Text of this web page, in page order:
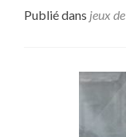
plus
:
Publié dans jeux